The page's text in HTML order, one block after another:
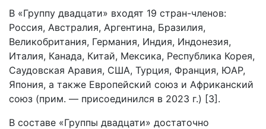
В «Группу двадцати» входят 19 стран-членов:
Россия, Австралия, Аргентина, Бразилия,
Великобритания, Германия, Индия, Индонезия,
Италия, Канада, Китай, Мексика, Республика Корея,
Саудовская Аравия, США, Турция, Франция, ЮАР,
Япония, а также Европейский союз и Африканский
союз (прим. — присоединился в 2023 г.) [3].
В составе «Группы двадцати» достаточно